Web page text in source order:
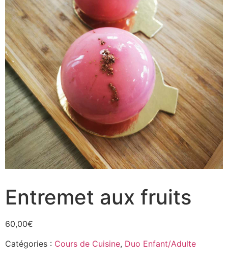
Entremet aux fruits
60,00€
Catégories : Cours de Cuisine, Duo Enfant/Adulte